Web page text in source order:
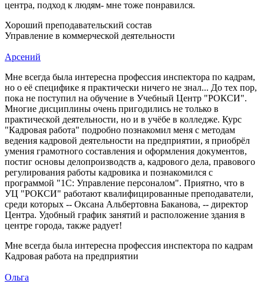
центра, подход к людям- мне тоже понравился.
Хороший преподавательский состав
Управление в коммерческой деятельности
Арсений
Мне всегда была интересна профессия инспектора по кадрам,
но о её специфике я практически ничего не знал... До тех пор,
пока не поступил на обучение в Учебный Центр "РОКСИ".
Многие дисциплины очень пригодились не только в
практической деятельности, но и в учёбе в колледже. Курс
"Кадровая работа" подробно познакомил меня с методам
ведения кадровой деятельности на предприятии, я приобрёл
умения грамотного составления и оформления документов,
постиг основы делопроизводств а, кадрового дела, правового
регулирования работы кадровика и познакомился с
программой "1С: Управление персоналом". Приятно, что в
УЦ "РОКСИ" работают квалифицированные преподаватели,
среди которых -- Оксана Альбертовна Баканова, -- директор
Центра. Удобный график занятий и расположение здания в
центре города, также радует!
Мне всегда была интересна профессия инспектора по кадрам
Кадровая работа на предприятии
Ольга